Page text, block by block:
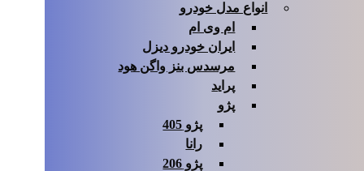
انواع مدل خودرو
ام وی ام
ایران خودرو دیزل
مرسدس بنز واگن هود
پراید
پژو
پژو 405
رانا
پژو 206